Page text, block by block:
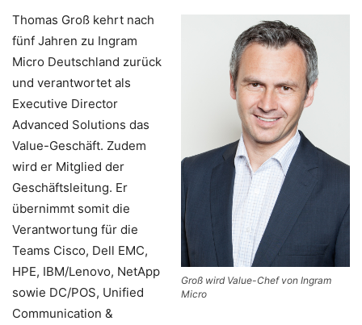
Groß wird Value-Chef von Ingram
Micro
Thomas Groß kehrt nach
fünf Jahren zu Ingram
Micro Deutschland zurück
und verantwortet als
Executive Director
Advanced Solutions das
Value-Geschäft. Zudem
wird er Mitglied der
Geschäftsleitung. Er
übernimmt somit die
Verantwortung für die
Teams Cisco, Dell EMC,
HPE, IBM/Lenovo, NetApp
sowie DC/POS, Unified
Communication &